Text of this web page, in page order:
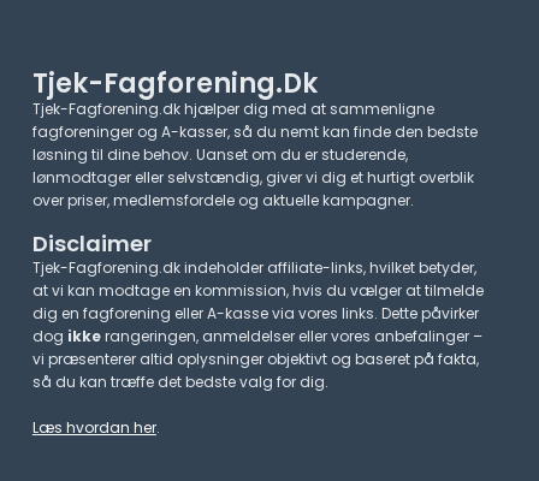
Tjek-Fagforening.dk
Tjek-Fagforening.dk hjælper dig med at sammenligne
fagforeninger og A-kasser, så du nemt kan finde den bedste
løsning til dine behov. Uanset om du er studerende,
lønmodtager eller selvstændig, giver vi dig et hurtigt overblik
over priser, medlemsfordele og aktuelle kampagner.​
Disclaimer
Tjek-Fagforening.dk indeholder affiliate-links, hvilket betyder,
at vi kan modtage en kommission, hvis du vælger at tilmelde
dig en fagforening eller A-kasse via vores links. Dette påvirker
dog ikkerangeringen, anmeldelser eller vores anbefalinger –
vi præsenterer altid oplysninger objektivt og baseret på fakta,
så du kan træffe det bedste valg for dig.
Læs hvordan her.